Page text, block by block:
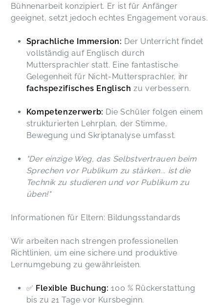
Bühnenarbeit konzipiert. Er ist für Anfänger
geeignet, setzt jedoch echtes Engagement voraus.
Sprachliche Immersion: Der Unterricht findet
vollständig auf Englisch durch
Muttersprachler statt. Eine fantastische
Gelegenheit für Nicht-Muttersprachler, ihr
fachspezifisches Englisch zu verbessern.
Kompetenzerwerb: Die Schüler folgen einem
strukturierten Lehrplan, der Stimme,
Bewegung und Skriptanalyse umfasst.
"Der einzige Weg, das Selbstvertrauen beim
Sprechen vor Publikum zu stärken... ist die
Technik zu studieren und vor Publikum zu
üben!"
Informationen für Eltern: Bildungsstandards
Wir arbeiten nach strengen professionellen
Richtlinien, um eine sichere und produktive
Lernumgebung zu gewährleisten.
✅ Flexible Buchung: 100 % Rückerstattung
bis zu 21 Tage vor Kursbeginn.